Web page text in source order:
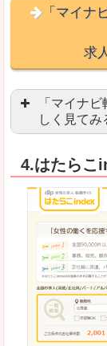
「マイナ
求
「マイナ
しく見てみ
良いところ
悪いところ
4.はたらこ